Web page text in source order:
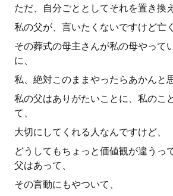
ただ、自分ごととしてそれを置き換
私の父が、言いたくないですけど亡
その葬式の母主さんが私の母やって
に、
私、絶対このままやったらあかんと
私の父はありがたいことに、私のこ
て、
大切にしてくれる人なんですけど、
どうしてもちょっと価値観が違うっ
父はあって、
その言動にもやついて、